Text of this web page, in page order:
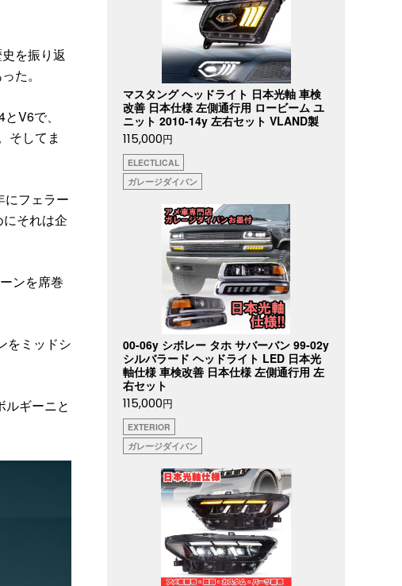
を振り返
た。
V6で、
そしてま
にフェラー
それは企
ンを席巻
をミッドシ
ギーニと
マスタング ヘッドライト 日本光軸 車検
改善 日本仕様 左側通行用 ロービーム ユ
ニット 2010-14y 左右セット VLAND製
115,000円
ELECTLICAL
ガレージダイバン
00-06y シボレー タホ サバーバン 99-02y
シルバラード ヘッドライト LED 日本光
軸仕様 車検改善 日本仕様 左側通行用 左
右セット
115,000円
EXTERIOR
ガレージダイバン